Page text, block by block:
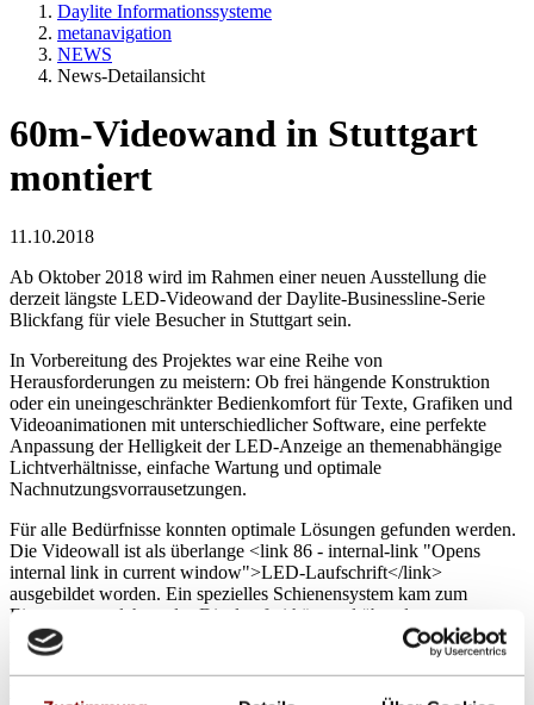
Daylite Informationssysteme
metanavigation
NEWS
News-Detailansicht
60m-Videowand in Stuttgart
montiert
11.10.2018
Ab Oktober 2018 wird im Rahmen einer neuen Ausstellung die
derzeit längste LED-Videowand der Daylite-Businessline-Serie
Blickfang für viele Besucher in Stuttgart sein.
In Vorbereitung des Projektes war eine Reihe von
Herausforderungen zu meistern: Ob frei hängende Konstruktion
oder ein uneingeschränkter Bedienkomfort für Texte, Grafiken und
Videoanimationen mit unterschiedlicher Software, eine perfekte
Anpassung der Helligkeit der LED-Anzeige an themenabhängige
Lichtverhältnisse, einfache Wartung und optimale
Nachnutzungsvorrausetzungen.
Für alle Bedürfnisse konnten optimale Lösungen gefunden werden.
Die Videowall ist als überlange <link 86 - internal-link "Opens
internal link in current window">LED-Laufschrift</link>
ausgebildet worden. Ein spezielles Schienensystem kam zum
Einsatz, an welchem das Display frei hängend über der
Ausstellungsfläche platziert werden konnte. Das
Energiemanagement wurde so angepasst, die LED-Videowand mit
nur wenigen Stromzuleitungen und nur einem Datenkabel betrieben
werden kann. Somit blieben notwendige Deckenhängungen auf ein